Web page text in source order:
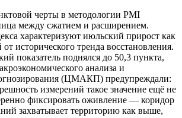
черты в методологии PMI
между сжатием и расширением.
характеризуют июльский прирост как
исторического тренда восстановления.
показатель поднялся до 50,3 пункта,
анализа и
(ЦМАКП) предупреждали:
измерений такое значение ещё не
фиксировать оживление — коридор
захватывает территорию как выше,